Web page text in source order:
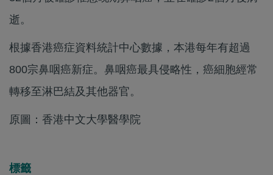
逝。
根據香港癌症資料統計中心數據，本港每年有超過
800宗鼻咽癌新症。鼻咽癌最具侵略性，癌細胞經常
轉移至淋巴結及其他器官。
原圖：香港中文大學醫學院
標籤